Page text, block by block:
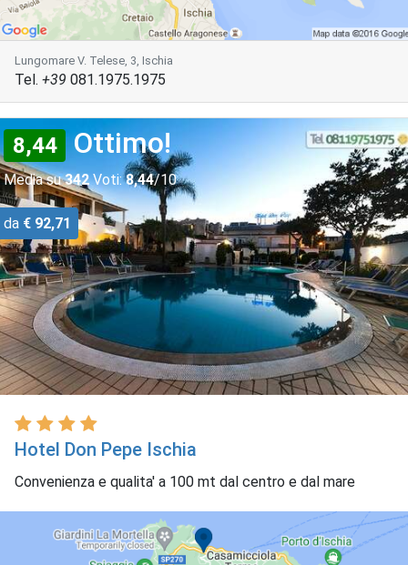
Lungomare V. Telese, 3, Ischia
Tel. +39 081.1975.1975
8,44 Ottimo!
Media su342Voti: 8,44/10
da € 92,71
Hotel Don Pepe Ischia
Convenienza e qualita' a 100 mt dal centro e dal mare